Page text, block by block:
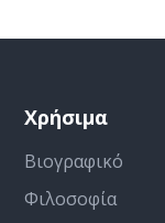
Χρήσιμα
Βιογραφικό
Φιλοσοφία